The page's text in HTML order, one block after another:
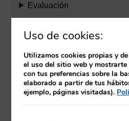
Evaluación
Equipo docente
Requisitos
Herramientas
Uso de cookies:
Utilizamos cookies propias y
el uso del sitio web y
con tus preferencias sobre la
elaborado a partir de tus
ejemplo, páginas visitadas).